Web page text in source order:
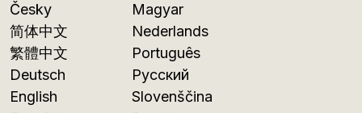
Česky
简体中文
繁體中文
Deutsch
English
Magyar
Nederlands
Português
Русский
Slovenščina